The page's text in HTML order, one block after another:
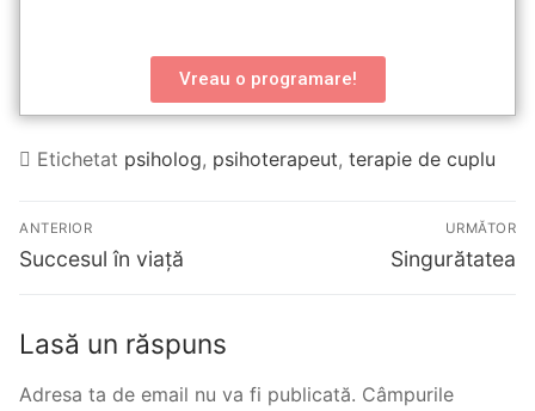
Vreau o programare!
Etichetat psiholog, psihoterapeut, terapie de cuplu
ANTERIOR
Succesul în viață
URMĂTOR
Singurătatea
Lasă un răspuns
Adresa ta de email nu va fi publicată. Câmpurile